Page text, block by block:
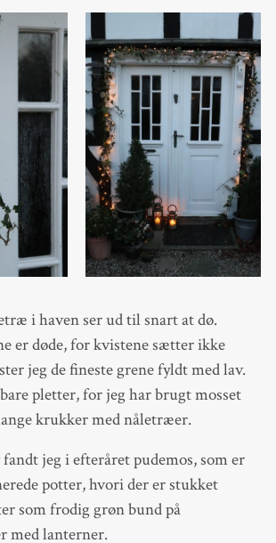
i haven ser ud til snart at dø.
er døde, for kvistene sætter ikke
jeg de fineste grene fyldt med lav.
pletter, for jeg har brugt mosset
krukker med nåletræer.
jeg i efteråret pudemos, som er
potter, hvori der er stukket
som frodig grøn bund på
med lanterner.